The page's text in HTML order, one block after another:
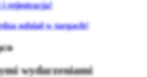
i rejestracja!
udział w targach!
wydarzeniami